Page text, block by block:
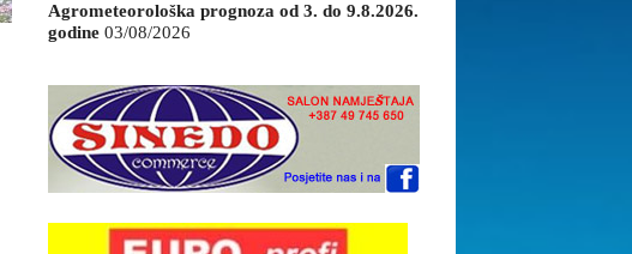
Agrometeorološka prognoza od 3. do 9.8.2026.
godine 03/08/2026